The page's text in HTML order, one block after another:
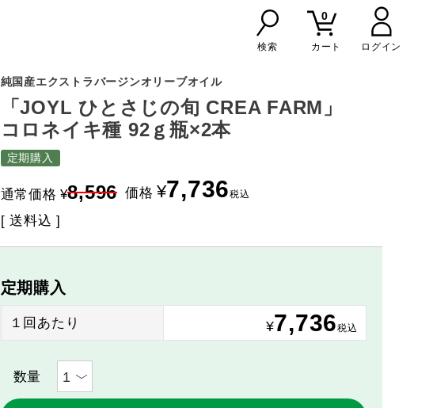
検索
0
カート
純国産エクストラバージンオリーブオイル
「JOYL ひとさじの旬 CREA FARM」
コロネイキ種 92ｇ瓶×2本
定期購入
通常価格 ¥8,596 価格 ¥7,736税込
送料込
定期購入
１回あたり ¥7,736税込